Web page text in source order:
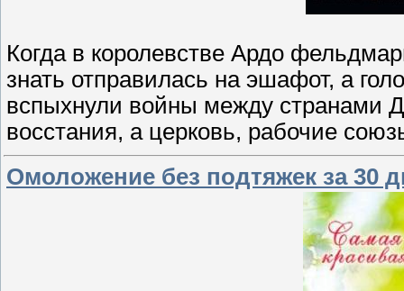
Когда в королевстве Ардо
знать отправилась на эшафот, а
вспыхнули войны между странами
восстания, а церковь, рабочие
Омоложение без подтяжек за 30